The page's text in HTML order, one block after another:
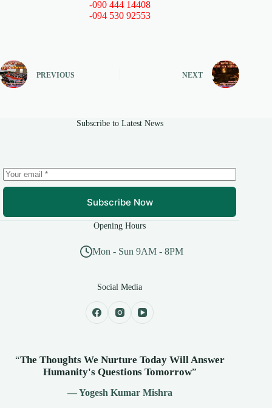
-090 444 14408
-094 530 92553
PREVIOUS NEXT
Subscribe to Latest News
Subscribe Now
Opening Hours
Mon - Sun 9AM - 8PM
Social Media
“The Thoughts We Nurture Today Will Answer
Humanity's Questions Tomorrow”
— Yogesh Kumar Mishra